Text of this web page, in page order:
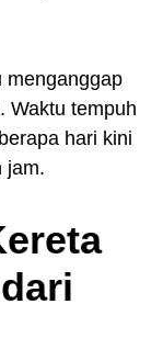
menganggap
Waktu tempuh
hari kini
jam.